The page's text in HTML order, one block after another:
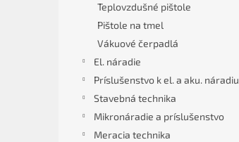
Teplovzdušné pištole
Pištole na tmel
Vákuové čerpadlá
El. náradie
Príslušenstvo k el. a aku. náradiu
Stavebná technika
Mikronáradie a príslušenstvo
Meracia technika